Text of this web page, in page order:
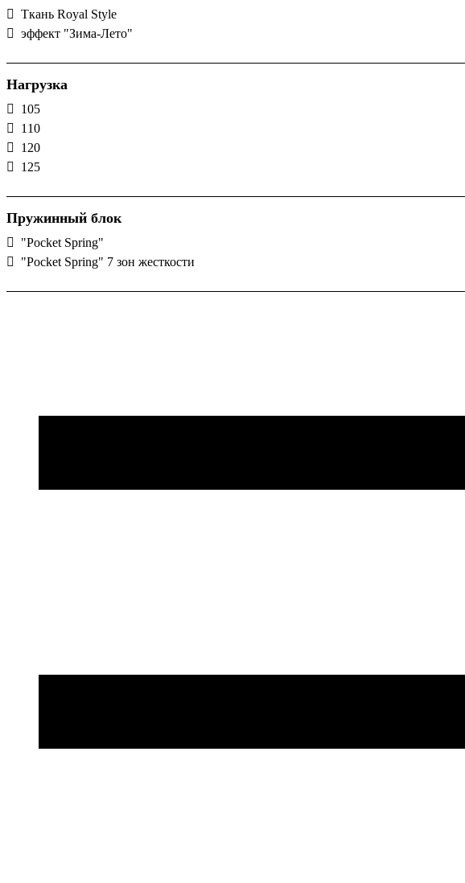
Ткань Royal Style
эффект "Зима-Лето"
Нагрузка
105
110
120
125
Пружинный блок
"Pocket Spring"
"Pocket Spring" 7 зон жесткости